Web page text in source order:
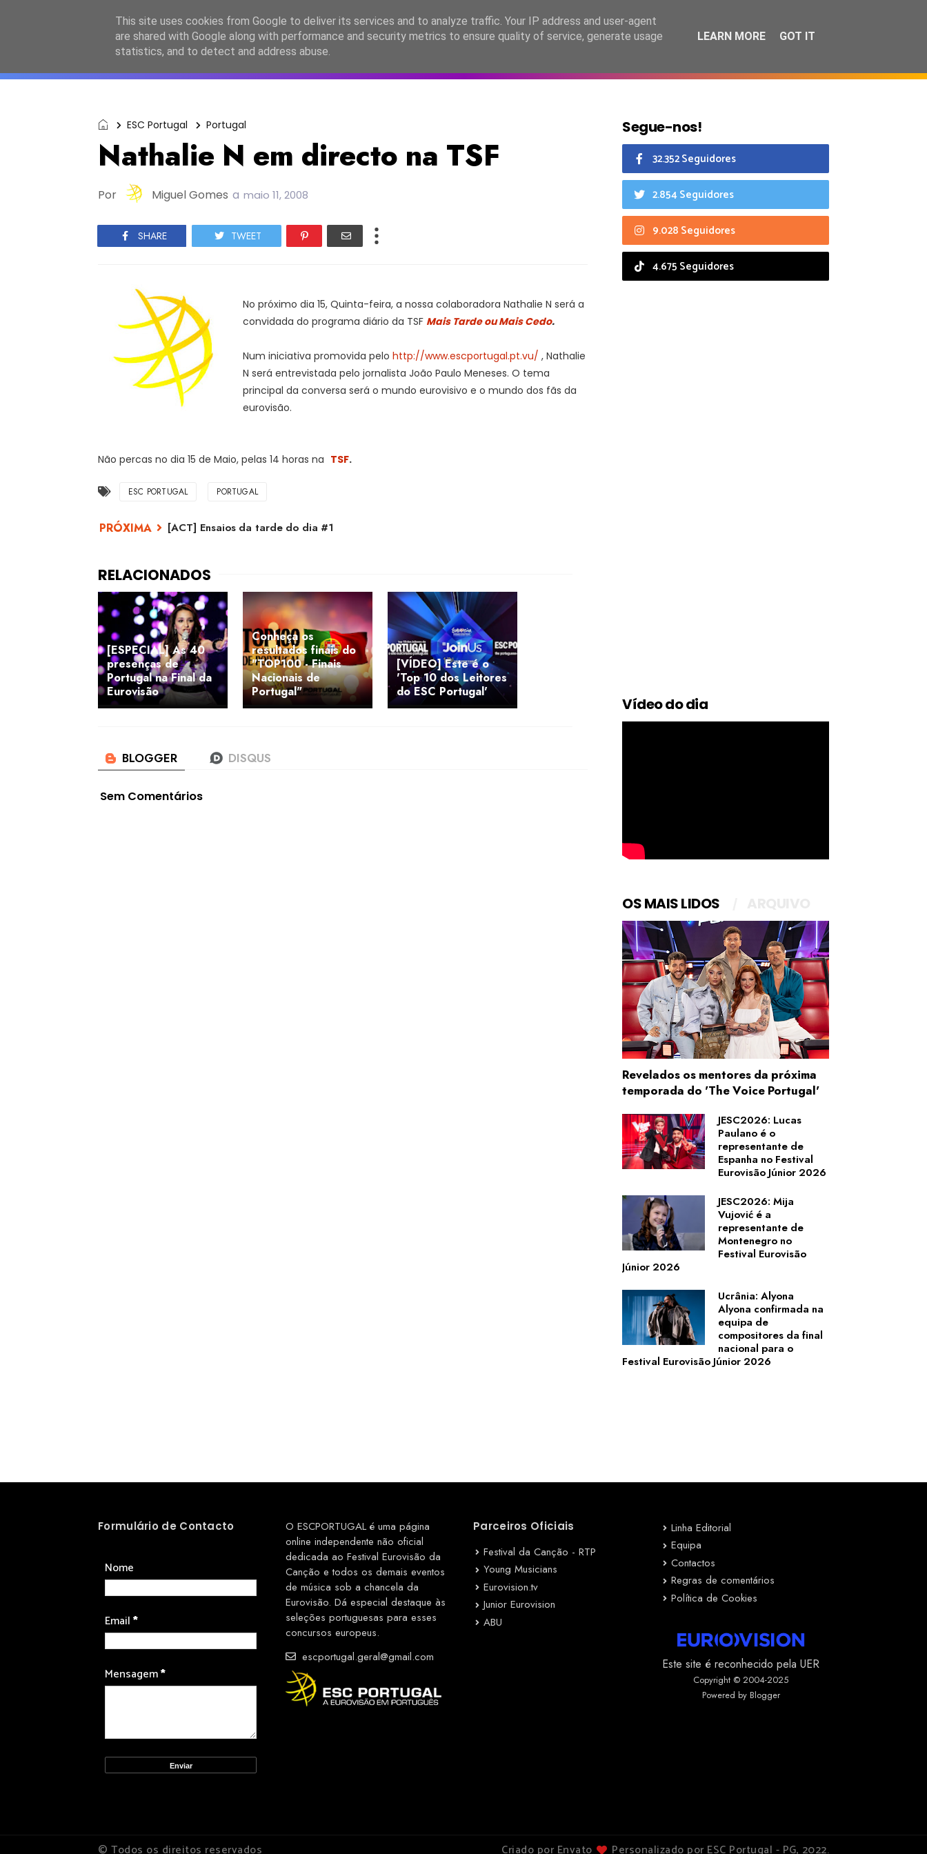
ESC2027 JESC2026 FC2026 EASC2026 PORTUGAL LANÇAMENTOS ESPECIAIS CALENDÁRIO
ESC Portugal Portugal
Nathalie N em directo na TSF
Por Miguel Gomes a maio 11, 2008
SHARE TWEET
No próximo dia 15, Quinta-feira, a nossa colaboradora Nathalie N será a
convidada do programa diário da TSF Mais Tarde ou Mais Cedo.
Num iniciativa promovida pelo http://www.escportugal.pt.vu/ , Nathalie
N será entrevistada pelo jornalista João Paulo Meneses. O tema
principal da conversa será o mundo eurovisivo e o mundo dos fãs da
eurovisão.
Não percas no dia 15 de Maio, pelas 14 horas na TSF.
ESC PORTUGAL PORTUGAL
[ACT] Ensaios da tarde do dia #1
[ESPECIAL] As 40
presenças de
Portugal na Final da
Eurovisão
Conheça os
resultados finais do
"TOP100 - Finais
Nacionais de
Portugal"
[VÍDEO] Este é o
'Top 10 dos Leitores
do ESC Portugal'
Sem Comentários
Segue-nos!
32.352 Seguidores
2.854 Seguidores
9.028 Seguidores
4.675 Seguidores
Vídeo do dia
OS MAIS LIDOS
Revelados os mentores da próxima
temporada do 'The Voice Portugal'
JESC2026: Lucas
Paulano é o
representante de
Espanha no Festival
Eurovisão Júnior 2026
JESC2026: Mija
Vujović é a
representante de
Montenegro no
Festival Eurovisão
Júnior 2026
Ucrânia: Alyona
Alyona confirmada na
equipa de
compositores da final
nacional para o
Festival Eurovisão Júnior 2026
Formulário de Contacto
Nome
Email*
Mensagem*
O ESCPORTUGAL é uma página
online independente não oficial
dedicada ao Festival Eurovisão da
Canção e todos os demais eventos
de música sob a chancela da
Eurovisão. Dá especial destaque às
seleções portuguesas para esses
concursos europeus.
escportugal.geral@gmail.com
Parceiros Oficiais
Festival da Canção - RTP
Young Musicians
Eurovision.tv
Junior Eurovision
ABU
Linha Editorial
Equipa
Contactos
Regras de comentários
Política de Cookies
Este site é reconhecido pela UER
Copyright © 2004-2025
Powered by Blogger
© Todos os direitos reservados Criado por Envato Personalizado por ESC Portugal - PG, 2022.
This site uses cookies from Google to deliver its services and to analyze traffic. Your IP address and user-agent
are shared with Google along with performance and security metrics to ensure quality of service, generate usage
statistics, and to detect and address abuse.
LEARN MORE GOT IT